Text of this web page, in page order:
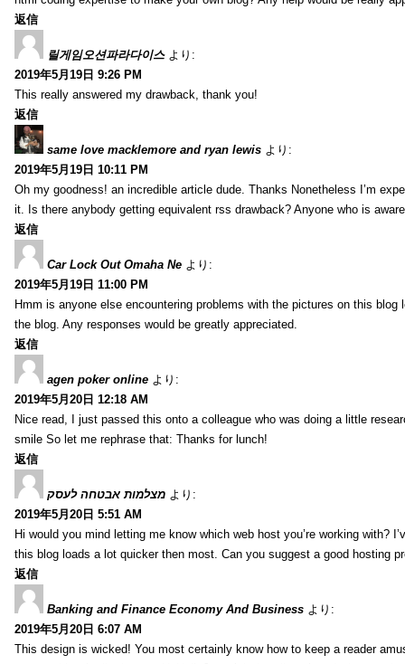
返信
릴게임오션파라다이스 より:
2019年5月19日 9:26 PM
This really answered my drawback, thank you!
返信
same love macklemore and ryan lewis より:
2019年5月19日 10:11 PM
Oh my goodness! an incredible article dude. Thanks Nonetheless I’m
it. Is there anybody getting equivalent rss drawback? Anyone who is
返信
Car Lock Out Omaha Ne より:
2019年5月19日 11:00 PM
Hmm is anyone else encountering problems with the pictures on this
the blog. Any responses would be greatly appreciated.
返信
agen poker online より:
2019年5月20日 12:18 AM
Nice read, I just passed this onto a colleague who was doing a little
smile So let me rephrase that: Thanks for lunch!
返信
מצלמות אבטחה לעסק より:
2019年5月20日 5:51 AM
Hi would you mind letting me know which web host you’re working with?
this blog loads a lot quicker then most. Can you suggest a good hosting
返信
Banking and Finance Economy And Business より:
2019年5月20日 6:07 AM
This design is wicked! You most certainly know how to keep a reader